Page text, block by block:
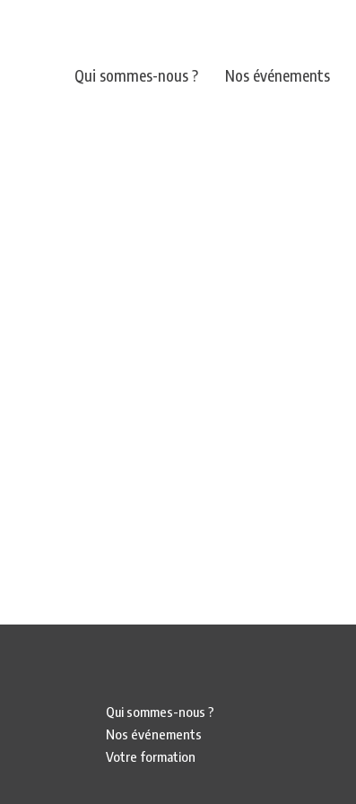
Qui sommes-nous ? Nos événements
Qui sommes-nous ?
Nos événements
Votre formation